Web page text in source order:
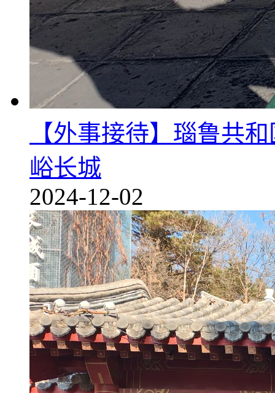
【外事接待】瑙鲁共
峪长城
2024-12-02